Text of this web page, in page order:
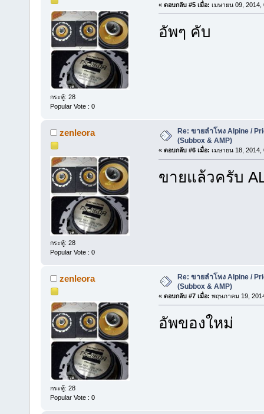
กระทู้: 28
Popular Vote : 0
« ตอบกลับ #5 เมื่อ: เมษายน 09, 2014,
อัพๆ คับ
zenleora
กระทู้: 28
Popular Vote : 0
Re: ขายลำโพง Alpine /
(Subbox & AMP)
« ตอบกลับ #6 เมื่อ: เมษายน 18, 2014,
ขายแล้วครับ
zenleora
กระทู้: 28
Popular Vote : 0
Re: ขายลำโพง Alpine /
(Subbox & AMP)
« ตอบกลับ #7 เมื่อ: พฤษภาคม 19,
อัพของใหม่